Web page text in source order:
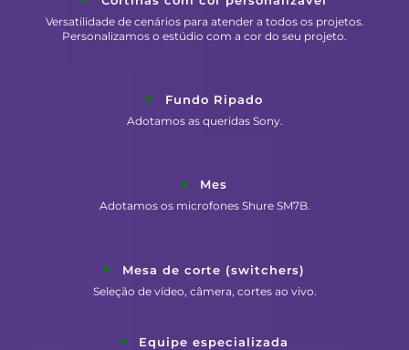
Versatilidade de cenários para atender a todos os projetos.
Personalizamos o estúdio com a cor do seu projeto.
Fundo Ripado
Adotamos as queridas Sony.
Mes
Adotamos os microfones Shure SM7B.
Mesa de corte (switchers)
Seleção de vídeo, câmera, cortes ao vivo.
Equipe especializada